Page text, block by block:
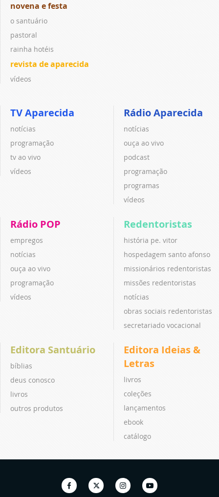
novena e festa
o santuário
pastoral
rainha hotéis
revista de aparecida
vídeos
TV Aparecida
notícias
programação
tv ao vivo
vídeos
Rádio Aparecida
notícias
ouça ao vivo
podcast
programação
programas
vídeos
Rádio POP
empregos
notícias
ouça ao vivo
programação
vídeos
Redentoristas
história pe. vitor
hospedagem santo afonso
missionários redentoristas
missões redentoristas
notícias
obras sociais redentoristas
secretariado vocacional
Editora Santuário
bíblias
deus conosco
livros
outros produtos
Editora Ideias &
Letras
livros
coleções
lançamentos
ebook
catálogo